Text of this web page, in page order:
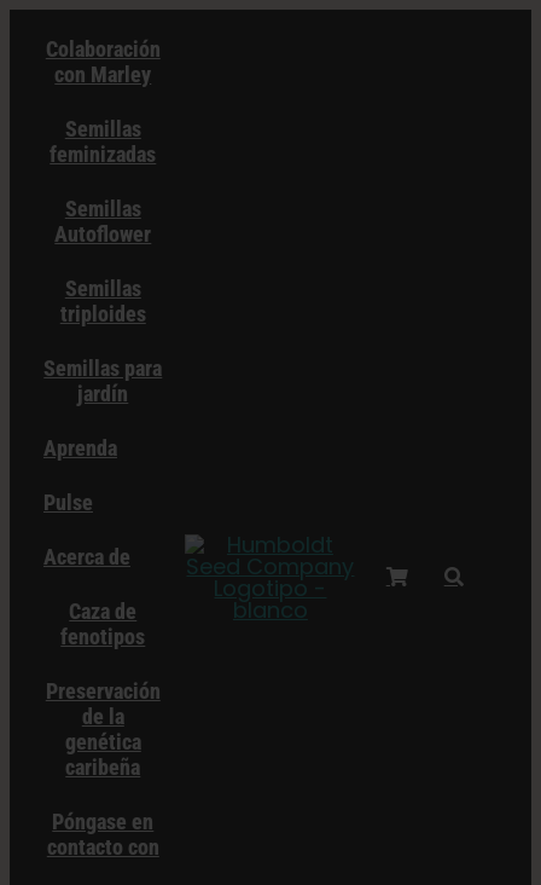
contenido
Colaboración
con Marley
Semillas
feminizadas
Semillas
Autoflower
Semillas
triploides
Semillas para
jardín
Aprenda
Pulse
Acerca de
Caza de
fenotipos
Preservación
de la
genética
caribeña
Póngase en
contacto con